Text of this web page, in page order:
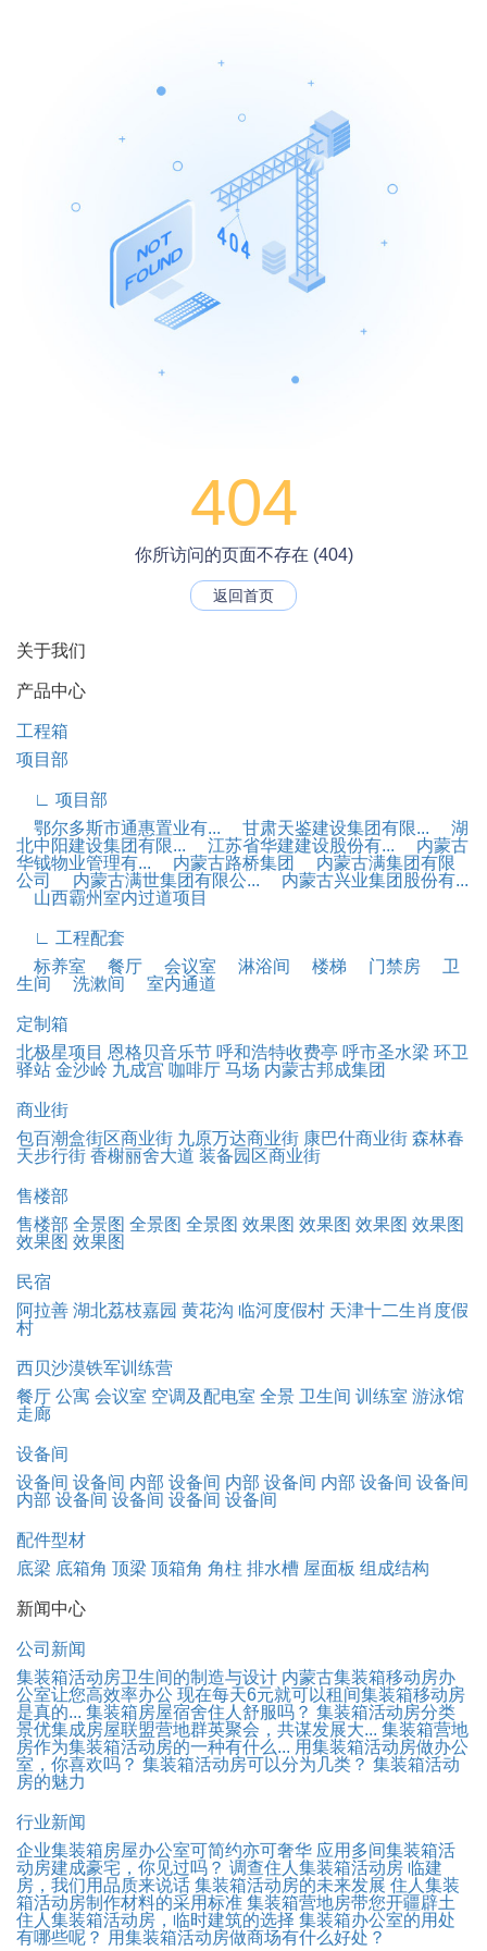
404
你所访问的页面不存在 (404)
返回首页
关于我们
产品中心
工程箱
项目部
∟ 项目部
鄂尔多斯市通惠置业有...
甘肃天鉴建设集团有限...
湖
北中阳建设集团有限...
江苏省华建建设股份有...
内蒙古
华钺物业管理有...
内蒙古路桥集团
内蒙古满集团有限
公司
内蒙古满世集团有限公...
内蒙古兴业集团股份有...
山西霸州室内过道项目
∟ 工程配套
标养室
餐厅 会议室 淋浴间 楼梯 门禁房
卫
生间
洗漱间 室内通道
定制箱
北极星项目 恩格贝音乐节 呼和浩特收费亭 呼市圣水梁 环卫
驿站 金沙岭 九成宫 咖啡厅 马场 内蒙古邦成集团
商业街
包百潮盒街区商业街 九原万达商业街 康巴什商业街 森林春
天步行街 香榭丽舍大道 装备园区商业街
售楼部
售楼部 全景图 全景图 全景图 效果图 效果图 效果图 效果图
效果图 效果图
民宿
阿拉善 湖北荔枝嘉园 黄花沟 临河度假村 天津十二生肖度假
村
西贝沙漠铁军训练营
餐厅 公寓 会议室 空调及配电室 全景 卫生间 训练室 游泳馆
走廊
设备间
设备间 设备间 内部 设备间 内部 设备间 内部 设备间 设备间
内部 设备间 设备间 设备间 设备间
配件型材
底梁 底箱角 顶梁 顶箱角 角柱 排水槽 屋面板 组成结构
新闻中心
公司新闻
集装箱活动房卫生间的制造与设计 内蒙古集装箱移动房办
公室让您高效率办公 现在每天6元就可以租间集装箱移动房
是真的... 集装箱房屋宿舍住人舒服吗？ 集装箱活动房分类
景优集成房屋联盟营地群英聚会，共谋发展大... 集装箱营地
房作为集装箱活动房的一种有什么... 用集装箱活动房做办公
室，你喜欢吗？ 集装箱活动房可以分为几类？ 集装箱活动
房的魅力
行业新闻
企业集装箱房屋办公室可简约亦可奢华 应用多间集装箱活
动房建成豪宅，你见过吗？ 调查住人集装箱活动房 临建
房，我们用品质来说话 集装箱活动房的未来发展 住人集装
箱活动房制作材料的采用标准 集装箱营地房带您开疆辟土
住人集装箱活动房，临时建筑的选择 集装箱办公室的用处
有哪些呢？ 用集装箱活动房做商场有什么好处？